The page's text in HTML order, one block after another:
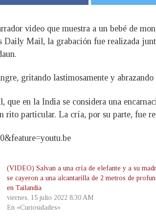
video que muestra a un bebé de
Daily Mail, la grabación fue realizada
gritando lastimosamente y
en la India se considera una
particular. La cría, por su parte, fue
(VIDEO) Salvan a una cría de elefante y a su
se cayeron a una alcantarilla de 2 metros de
en Tailandia
viernes, 15 julio 2022 8:30 AM
En «Curiosidades»